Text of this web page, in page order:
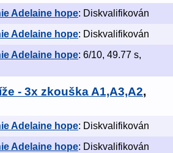
Adelaine hope: Diskvalifikován
Adelaine hope: Diskvalifikován
Adelaine hope: 6/10, 49.77 s,
- 3x zkouška A1,A3,A2,
Adelaine hope: Diskvalifikován
Adelaine hope: Diskvalifikován